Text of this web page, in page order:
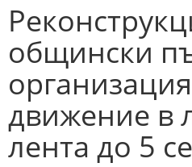
общински
движение в
лента до 5